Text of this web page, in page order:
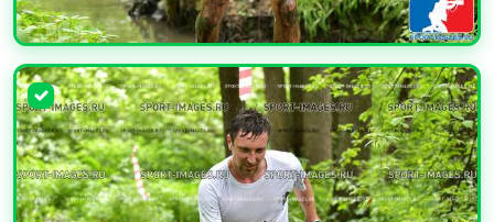
УВЕЛИЧИТЬ